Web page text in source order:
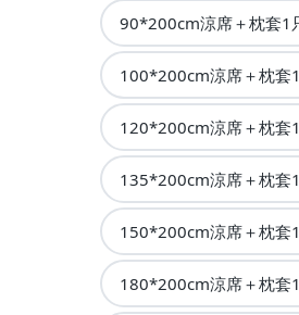
90*200cm涼席＋枕套1
100*200cm涼席＋枕套
120*200cm涼席＋枕套
135*200cm涼席＋枕套
150*200cm涼席＋枕套
180*200cm涼席＋枕套